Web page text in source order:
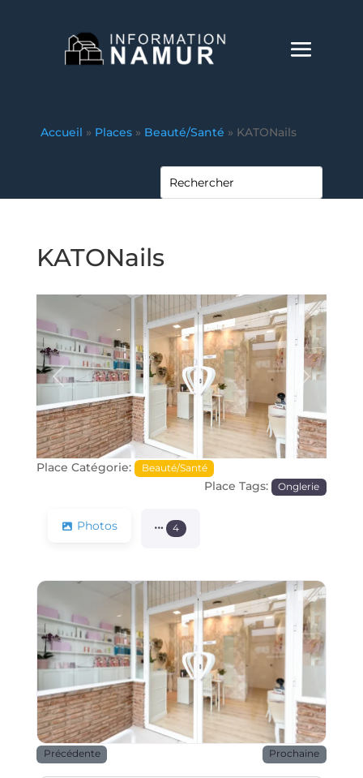
Accueil » Places » Beauté/Santé » KATONails
KATONails
Précédente Prochaine
Place Catégorie: Beauté/Santé
Place Tags: Onglerie
Photos 4
Précédente Prochaine